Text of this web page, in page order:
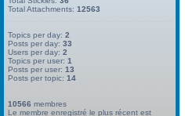
Total Attachments: 12563
Topics per day: 2
Posts per day: 33
Users per day: 2
Topics per user: 1
Posts per user: 13
Posts per topic: 14
10566 membres
Le membre enregistré le plus récent est